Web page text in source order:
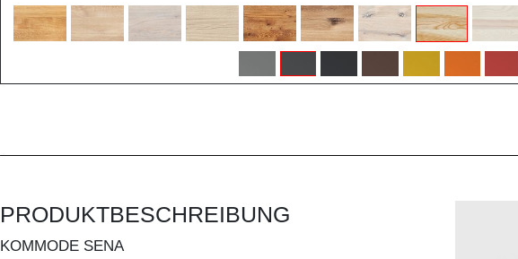
PRODUKTBESCHREIBUNG
KOMMODE SENA